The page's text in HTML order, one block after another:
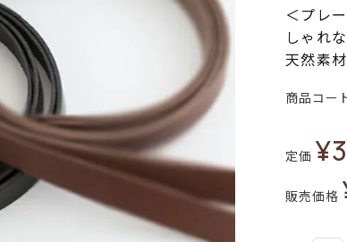
＜プレ
しゃれ
天然素
商品コー
定価 ¥
販売価格